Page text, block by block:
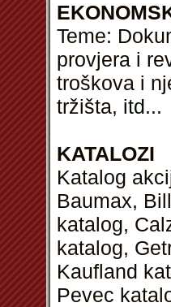
Teme:
provjera i
troškova i
tržišta, itd...
KATALOZI
Katalog
Baumax,
katalog,
katalog,
Kaufland
Pevec